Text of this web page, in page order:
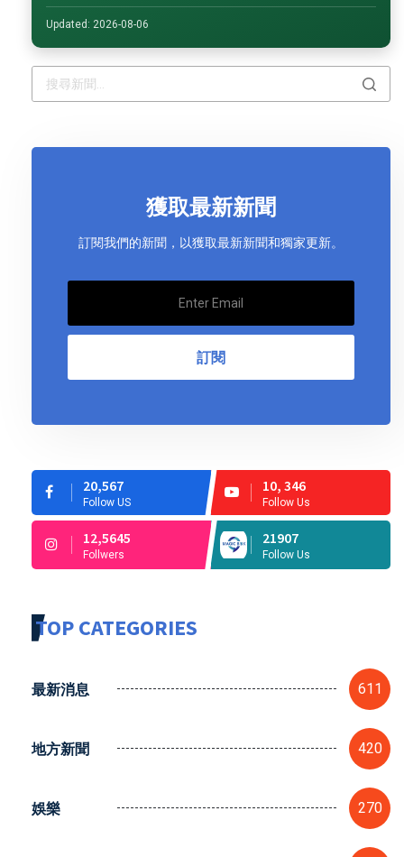
Updated: 2026-08-06
獲取最新新聞
訂閱我們的新聞，以獲取最新新聞和獨家更新。
訂閱
20,567
Follow US
10, 346
Follow Us
12,5645
Follwers
21907
Follow Us
TOP CATEGORIES
最新消息 611
地方新聞 420
娛樂 270